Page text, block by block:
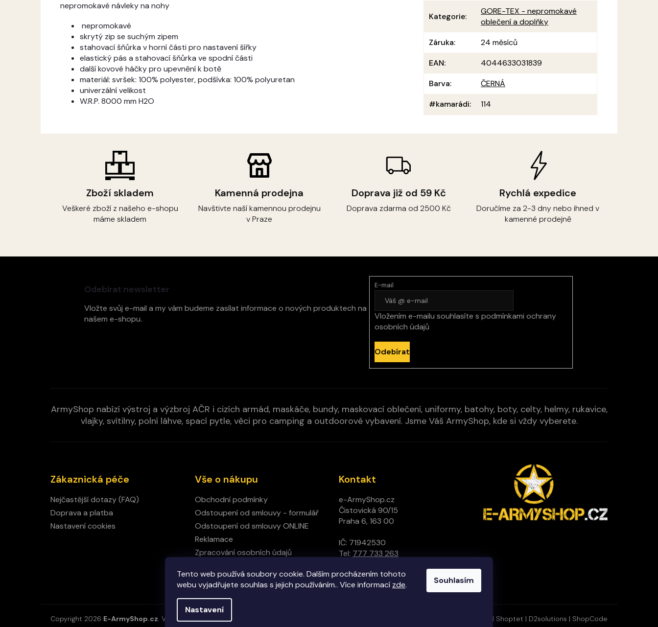
Tento web používá soubory cookie. Dalším procházením tohoto
webu vyjadřujete souhlas s jejich používáním.. Více informací zde.
Nastavení
Souhlasím
Zboží skladem
Veškeré zboží z našeho e-shopu
máme skladem
Kamenná prodejna
Navštivte naší kamennou prodejnu
v Praze
Doprava již od 59 Kč
Doprava zdarma od 2500 Kč
Rychlá expedice
Doručíme za 2-3 dny nebo ihned v
kamenné prodejně
nepromokavé návleky na nohy
nepromokavé
skrytý zip se suchým zipem
stahovací šňůrka v horní části pro nastavení šířky
elastický pás a stahovací šňůrka ve spodní části
další kovové háčky pro upevnění k botě
materiál: svršek: 100% polyester, podšívka: 100% polyuretan
univerzální velikost
W.R.P. 8000 mm H2O
Kategorie:
GORE-TEX - nepromokavé
oblečení a doplňky
Záruka:
24 měsíců
EAN:
4044633031839
Barva:
ČERNÁ
#kamarádi: 114
Odebírat newsletter
Vložte svůj e-mail a my vám budeme zasílat informace o nových produktech na
našem e-shopu.
E-mail
Vložením e-mailu souhlasíte s podmínkami ochrany
osobních údajů
Odebírat
ArmyShop nabízí výstroj a výzbroj AČR i cizích armád, maskáče, bundy, maskovací oblečení, uniformy, batohy, boty, celty, helmy, rukavice,
vlajky, svítilny, polní láhve, spací pytle, věci pro camping a outdoorové vybavení. Jsme Váš ArmyShop, kde si vždy vyberete.
Zákaznická péče
Nejčastější dotazy (FAQ)
Doprava a platba
Nastavení cookies
Vše o nákupu
Obchodní podmínky
Odstoupení od smlouvy - formulář
Odstoupení od smlouvy ONLINE
Reklamace
Zpracování osobních údajů
Kontakt
Kontakt
e-ArmyShop.cz
Čistovická 90/15
Praha 6, 163 00
IČ: 71942530
Tel: 777 733 263
Vytvořil Shoptet | D2solutions | ShopCode
Copyright 2026 E-ArmyShop.cz. Všechna práva vyhrazena.